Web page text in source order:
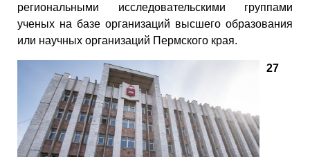
региональными исследовательскими группами
ученых на базе организаций высшего образования
или научных организаций Пермского края.
27